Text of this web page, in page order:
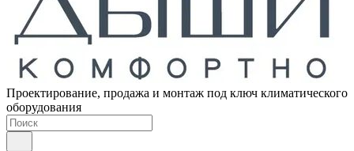
Проектирование, продажа и монтаж под ключ климатического
оборудования